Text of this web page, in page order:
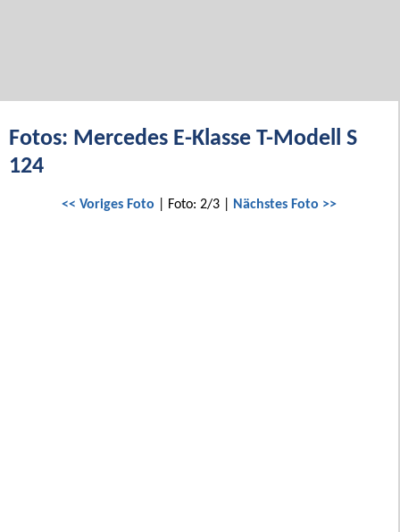
Fotos: Mercedes E-Klasse T-Modell S
124
<< Voriges Foto | Foto: 2/3 | Nächstes Foto >>